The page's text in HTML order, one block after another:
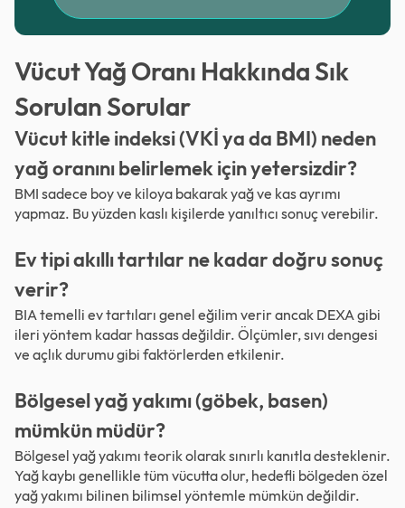
Vücut Yağ Oranı Hakkında Sık
Sorulan Sorular
Vücut kitle indeksi (VKİ ya da BMI) neden
yağ oranını belirlemek için yetersizdir?
BMI sadece boy ve kiloya bakarak yağ ve kas ayrımı
yapmaz. Bu yüzden kaslı kişilerde yanıltıcı sonuç verebilir.
Ev tipi akıllı tartılar ne kadar doğru sonuç
verir?
BIA temelli ev tartıları genel eğilim verir ancak DEXA gibi
ileri yöntem kadar hassas değildir. Ölçümler, sıvı dengesi
ve açlık durumu gibi faktörlerden etkilenir.
Bölgesel yağ yakımı (göbek, basen)
mümkün müdür?
Bölgesel yağ yakımı teorik olarak sınırlı kanıtla desteklenir.
Yağ kaybı genellikle tüm vücutta olur, hedefli bölgeden özel
yağ yakımı bilinen bilimsel yöntemle mümkün değildir.